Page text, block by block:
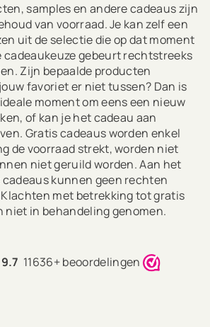
samples en andere cadeaus zijn
van voorraad. Je kan zelf een
uit de selectie die op dat moment
cadeaukeuze gebeurt rechtstreeks
Zijn bepaalde producten
favoriet er niet tussen? Dan is
moment om eens een nieuw
of kan je het cadeau aan
Gratis cadeaus worden enkel
de voorraad strekt, worden niet
niet geruild worden. Aan het
kunnen geen rechten
met betrekking tot gratis
niet in behandeling genomen.
9.7 11636+ beoordelingen